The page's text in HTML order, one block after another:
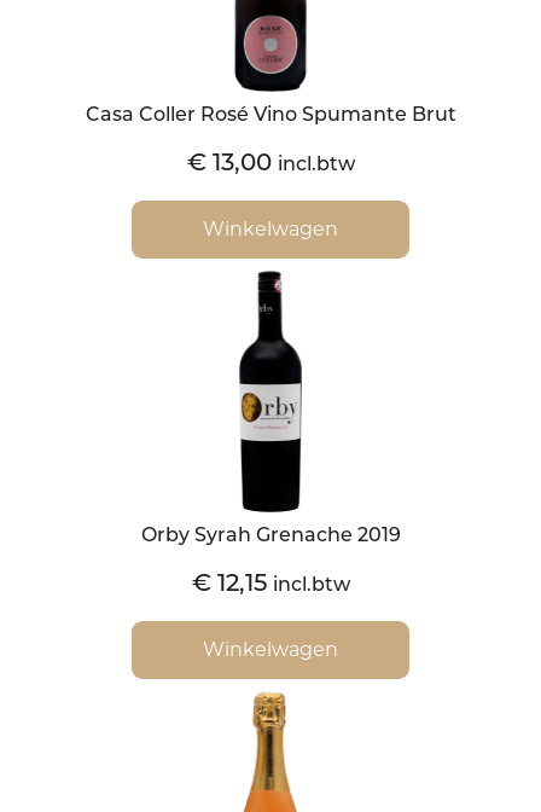
Casa Coller Rosé Vino Spumante Brut
€13,00 incl.btw
Winkelwagen
Orby Syrah Grenache 2019
€12,15 incl.btw
Winkelwagen